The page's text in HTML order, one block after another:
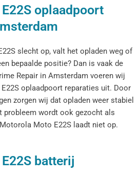
oplaadpoort
slecht op, valt het opladen weg of
bepaalde positie? Dan is vaak de
Repair in Amsterdam voeren wij
oplaadpoort reparaties uit. Door
zorgen wij dat opladen weer stabiel
probleem wordt ook gezocht als
Moto E22S laadt niet op.
batterij